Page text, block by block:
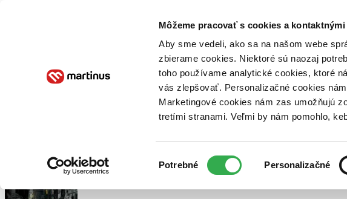
Môžeme pracovať s cookies a
Aby sme vedeli, ako sa na našom webe
zbierame cookies. Niektoré sú naozaj
toho používame analytické cookies, ktoré
vás zlepšovať. Personalizačné cookies
Marketingové cookies nám zas umožňujú
tretími stranami. Veľmi by nám pomohlo,
súhlasu
Potrebné Personalizačné
Poukážky Kontakt